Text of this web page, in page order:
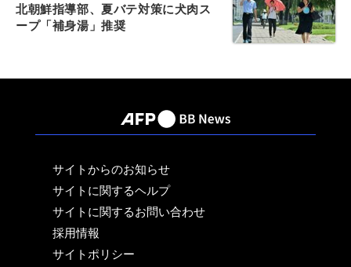
北朝鮮指導部、夏バテ対策に犬肉ス
ープ「補身湯」推奨
サイトからのお知らせ
サイトに関するヘルプ
サイトに関するお問い合わせ
採用情報
サイトポリシー